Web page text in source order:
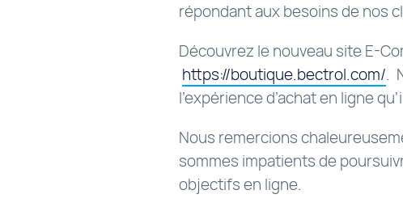
répondant aux besoins de nos
Découvrez le nouveau site E-
https://boutique.bectrol.com/.
l’expérience d’achat en ligne
Nous remercions
sommes impatients de
objectifs en ligne.